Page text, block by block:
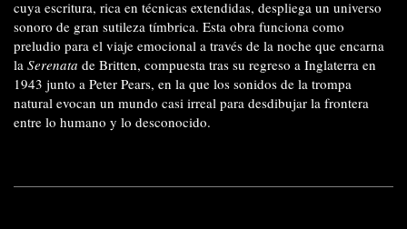
cuya escritura, rica en técnicas extendidas, despliega un universo
sonoro de gran sutileza tímbrica. Esta obra funciona como
preludio para el viaje emocional a través de la noche que encarna
la Serenata de Britten, compuesta tras su regreso a Inglaterra en
1943 junto a Peter Pears, en la que los sonidos de la trompa
natural evocan un mundo casi irreal para desdibujar la frontera
entre lo humano y lo desconocido.